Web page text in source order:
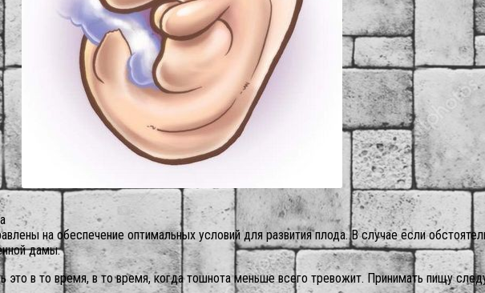
на обеспечение оптимальных условий для развития плода. В случае если
дамы.
в то время, в то время, когда тошнота меньше всего тревожит. Принимать пищу